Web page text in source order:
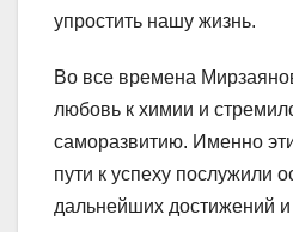
упростить нашу жизнь.
Во все времена
любовь к химии и
саморазвитию. Именно
пути к успеху послужили
дальнейших достижений